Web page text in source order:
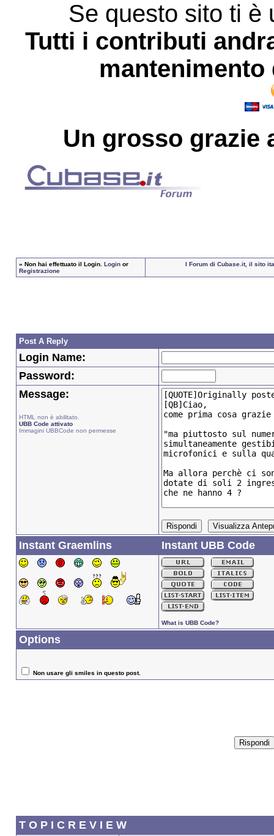
Se questo sito ti è
Tutti i contributi
Un grosso grazie
» Non hai effettuato il Login. Loginor
Registrazione
I Forum di Cubase.it, il sito
Post A Reply
Login Name:
Password:
Message:
HTML non è abilitato.
UBB Code attivato
Immagini UBBCode non permesse
Instant Graemlins Instant UBB Code
What is UBB Code?
Options
Non usare gli smiles in questo post.
T O P I C R E V I E W